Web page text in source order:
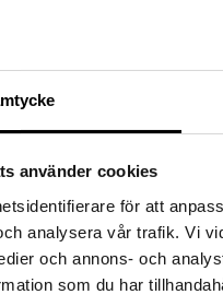
använder cookies
för att
analysera vår trafik. Vi
och annons- och
som du har